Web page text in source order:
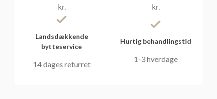
kr.
kr.
Landsdækkende
bytteservice
14 dages returret
Hurtig behandlingstid
1-3 hverdage